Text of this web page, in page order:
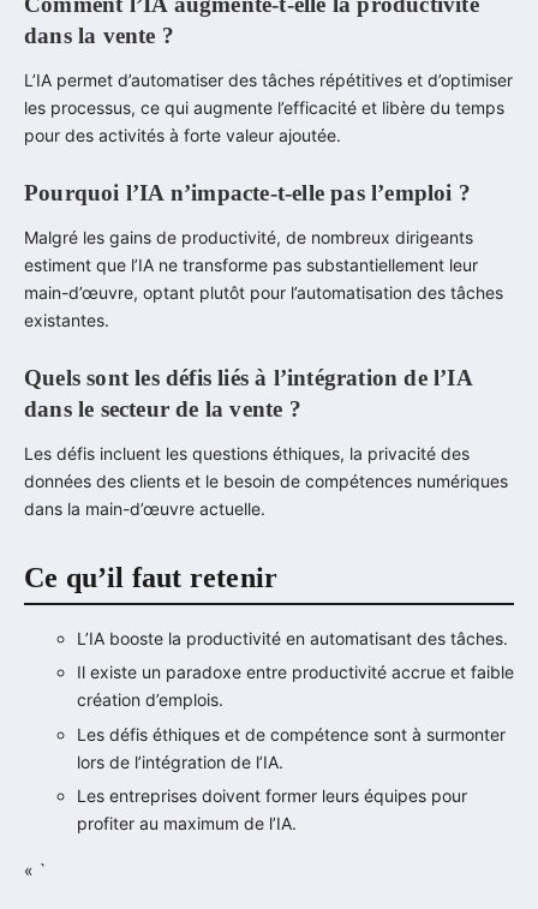
dans la vente ?
L’IA permet d’automatiser des tâches répétitives et d’optimiser
les processus, ce qui augmente l’efficacité et libère du temps
pour des activités à forte valeur ajoutée.
Pourquoi l’IA n’impacte-t-elle pas l’emploi ?
Malgré les gains de productivité, de nombreux dirigeants
estiment que l’IA ne transforme pas substantiellement leur
main-d’œuvre, optant plutôt pour l’automatisation des tâches
existantes.
Quels sont les défis liés à l’intégration de l’IA
dans le secteur de la vente ?
Les défis incluent les questions éthiques, la privacité des
données des clients et le besoin de compétences numériques
dans la main-d’œuvre actuelle.
Ce qu’il faut retenir
L’IA booste la productivité en automatisant des tâches.
Il existe un paradoxe entre productivité accrue et faible
création d’emplois.
Les défis éthiques et de compétence sont à surmonter
lors de l’intégration de l’IA.
Les entreprises doivent former leurs équipes pour
profiter au maximum de l’IA.
« `